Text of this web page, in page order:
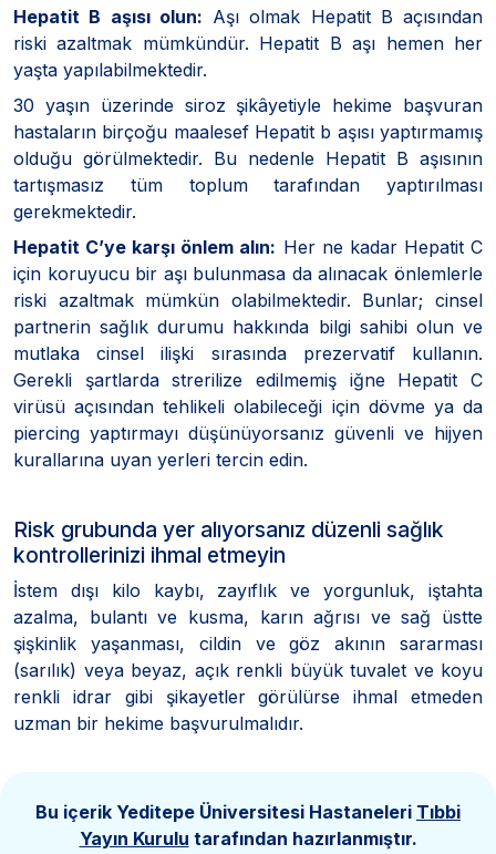
Hepatit B aşısı olun: Aşı olmak Hepatit B açısından
riski azaltmak mümkündür. Hepatit B aşı hemen her
yaşta yapılabilmektedir.
30 yaşın üzerinde siroz şikâyetiyle hekime başvuran
hastaların birçoğu maalesef Hepatit b aşısı yaptırmamış
olduğu görülmektedir. Bu nedenle Hepatit B aşısının
tartışmasız tüm toplum tarafından yaptırılması
gerekmektedir.
Hepatit C’ye karşı önlem alın: Her ne kadar Hepatit C
için koruyucu bir aşı bulunmasa da alınacak önlemlerle
riski azaltmak mümkün olabilmektedir. Bunlar; cinsel
partnerin sağlık durumu hakkında bilgi sahibi olun ve
mutlaka cinsel ilişki sırasında prezervatif kullanın.
Gerekli şartlarda strerilize edilmemiş iğne Hepatit C
virüsü açısından tehlikeli olabileceği için dövme ya da
piercing yaptırmayı düşünüyorsanız güvenli ve hijyen
kurallarına uyan yerleri tercin edin.
Risk grubunda yer alıyorsanız düzenli sağlık
kontrollerinizi ihmal etmeyin
İstem dışı kilo kaybı, zayıflık ve yorgunluk, iştahta
azalma, bulantı ve kusma, karın ağrısı ve sağ üstte
şişkinlik yaşanması, cildin ve göz akının sararması
(sarılık) veya beyaz, açık renkli büyük tuvalet ve koyu
renkli idrar gibi şikayetler görülürse ihmal etmeden
uzman bir hekime başvurulmalıdır.
Bu içerik Yeditepe Üniversitesi Hastaneleri Tıbbi
Yayın Kurulu tarafından hazırlanmıştır.